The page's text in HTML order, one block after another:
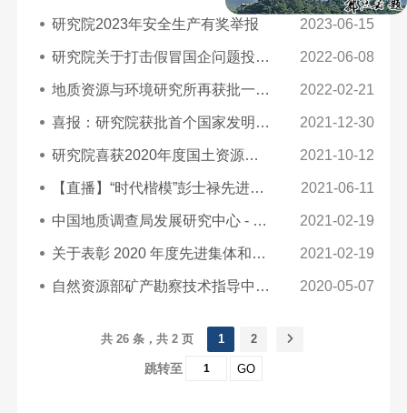
研究院2023年安全生产有奖举报 2023-06-15
研究院关于打击假冒国企问题投诉举报的公告 2022-06-08
地质资源与环境研究所再获批一项实用新型专利 2022-02-21
喜报：研究院获批首个国家发明专利 2021-12-30
研究院喜获2020年度国土资源科学技术二等奖 2021-10-12
【直播】“时代楷模”彭士禄先进事迹报告会 2021-06-11
中国地质调查局发展研究中心 - 感谢信 2021-02-19
关于表彰 2020 年度先进集体和先进工作者的决定 2021-02-19
自然资源部矿产勘察技术指导中心 - 感谢信 2020-05-07
共 26 条，共 2 页 1 2
跳转至 GO